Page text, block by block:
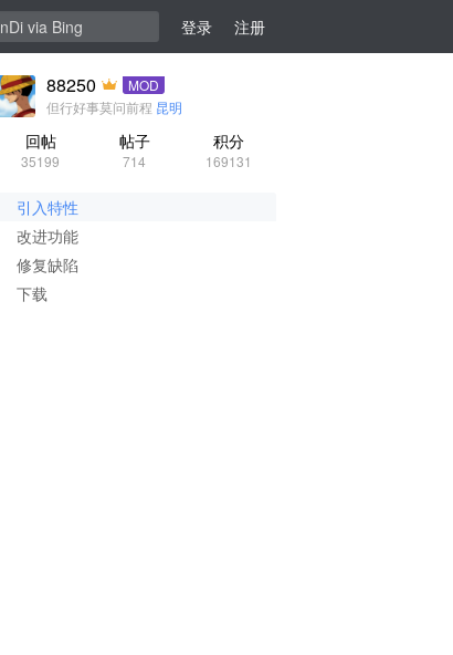
登录 注册
88250
MOD
但行好事莫问前程 昆明
回帖
35199
帖子
714
积分
169131
引入特性
改进功能
修复缺陷
下载